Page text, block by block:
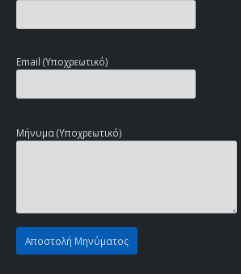
Email (Υποχρεωτικό)
Μήνυμα (Υποχρεωτικό)